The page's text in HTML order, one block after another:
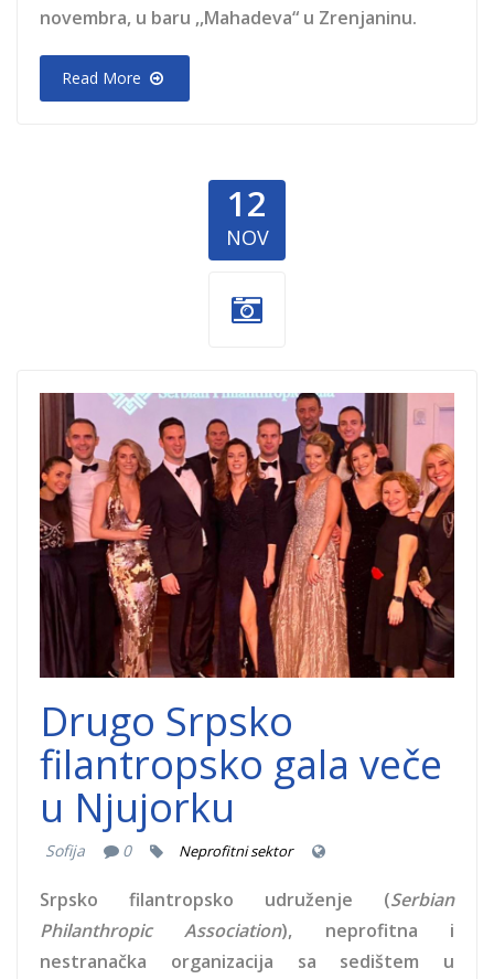
novembra, u baru ,,Mahadeva“ u Zrenjaninu.
Read More
12
NOV
Gala-vece-
Njujork.jpg
Drugo Srpsko
filantropsko gala veče
u Njujorku
Sofija 0 Neprofitni sektor
Srpsko filantropsko udruženje (Serbian
Philanthropic Association), neprofitna i
nestranačka organizacija sa sedištem u